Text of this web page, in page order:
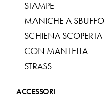
STAMPE
MANICHE A SBUFFO
SCHIENA SCOPERTA
CON MANTELLA
STRASS
ACCESSORI